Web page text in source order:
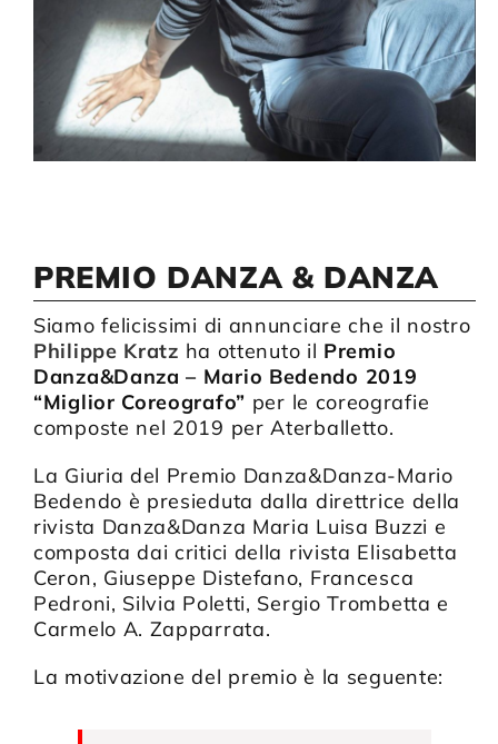
Compagnia
Sostienici
PREMIO DANZA & DANZA
Siamo felicissimi di annunciare che il nostro
Philippe Kratz ha ottenuto il Premio
Danza&Danza – Mario Bedendo 2019
“Miglior Coreografo” per le coreografie
composte nel 2019 per Aterballetto.
La Giuria del Premio Danza&Danza-Mario
Bedendo è presieduta dalla direttrice della
rivista Danza&Danza Maria Luisa Buzzi e
composta dai critici della rivista Elisabetta
Ceron, Giuseppe Distefano, Francesca
Pedroni, Silvia Poletti, Sergio Trombetta e
Carmelo A. Zapparrata.
La motivazione del premio è la seguente: